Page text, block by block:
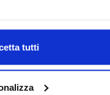
tutti